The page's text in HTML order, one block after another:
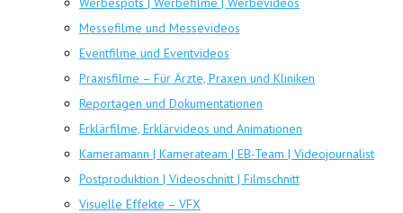
Messefilme und Messevideos
Eventfilme und Eventvideos
Praxisfilme – Für Ärzte, Praxen und Kliniken
Reportagen und Dokumentationen
Erklärfilme, Erklärvideos und Animationen
Kameramann | Kamerateam | EB-Team | Videojournalist
Postproduktion | Videoschnitt | Filmschnitt
Visuelle Effekte – VFX